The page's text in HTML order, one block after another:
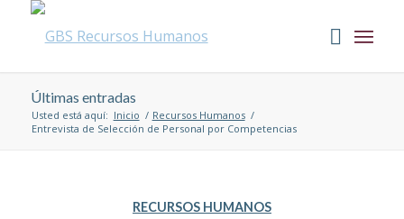
Últimas entradas
Usted está aquí: Inicio / Recursos Humanos /
Entrevista de Selección de Personal por Competencias
RECURSOS HUMANOS